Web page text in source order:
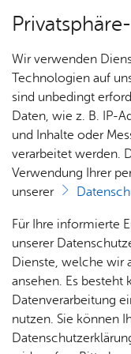
Über­sicht
Rat­
haus &
Bür­
ger­
ser­vice
Rat­
häu­ser
Nach­
rich­
ten,
Vi­de­os
& Bil­
der
Me­di­
Dienst­leis­tun­gen
Friedrichshafen hat
im
regionalen
regelmäßig
Wir verwenden
Technologien auf
sind unbedingt
Daten, wie z. B. IP-
und Inhalte oder
verarbeitet werden.
Verwendung Ihrer
unserer
Für Ihre informierte
unserer
Dienste, welche wir
ansehen. Es besteht
Datenverarbeitung
nutzen. Sie können